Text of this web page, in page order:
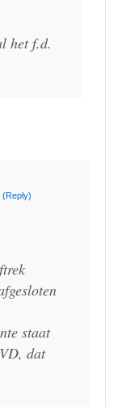
het f.d.
(Reply)
staat
dat